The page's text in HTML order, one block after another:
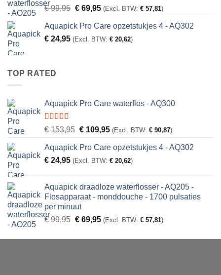
€99,95 Oorspronkelijke
was:
€ 99,95.
€69,95Huidige
is:
€ 69,95.
(Excl. BTW: €57,81)
Aquapick Pro Care opzetstukjes 4 - AQ302
€ 24,95 (Excl. BTW: € 20,62)
TOP RATED
Aquapick Pro Care waterflos - AQ300
Gewaardeerd
uit 5
€153,95 Oorspronkelijke
was:
€ 153,95.
€109,95Huidige
is:
€ 109,95.
(Excl. BTW: €90,87)
Aquapick Pro Care opzetstukjes 4 - AQ302
€ 24,95 (Excl. BTW: € 20,62)
Aquapick draadloze waterflosser - AQ205 -
Flosapparaat - monddouche - 1700 pulsaties
per minuut
€99,95 Oorspronkelijke
was:
€69,95Huidige
is:
(Excl. BTW: €57,81)